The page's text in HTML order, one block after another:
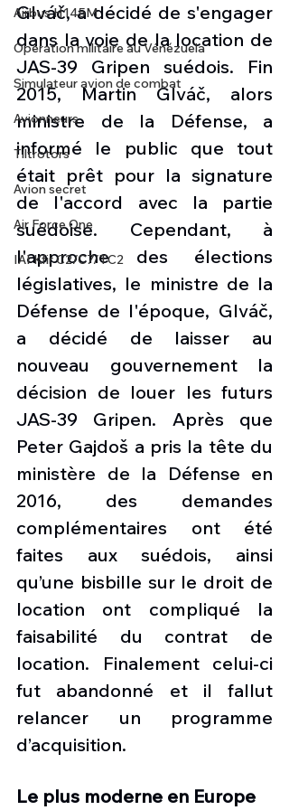
Airbus H145M
Opération militaire au Vénézuela
Simulateur avion de combat
Avionneurs
Tiltrotors
Avion secret
Air Force One
IAI Kfir C2/C7/TC2
Glváč, a décidé de s'engager
dans la voie de la location de
JAS-39 Gripen suédois. Fin
2015, Martin Glváč, alors
ministre de la Défense, a
informé le public que tout
était prêt pour la signature
de l'accord avec la partie
suédoise. Cependant, à
l'approche des élections
législatives, le ministre de la
Défense de l'époque, Glváč,
a décidé de laisser au
nouveau gouvernement la
décision de louer les futurs
JAS-39 Gripen. Après que
Peter Gajdoš a pris la tête du
ministère de la Défense en
2016, des demandes
complémentaires ont été
faites aux suédois, ainsi
qu’une bisbille sur le droit de
location ont compliqué la
faisabilité du contrat de
location. Finalement celui-ci
fut abandonné et il fallut
relancer un programme
d’acquisition.
Le plus moderne en Europe